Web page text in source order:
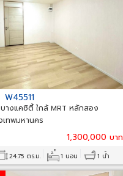
W45511
างแคซิตี้ ใกล้ MRT หลักสอง
ทพมหานคร
1,300,000 บาท
24.75 ตร.ม. 1 นอน 1 น้ำ